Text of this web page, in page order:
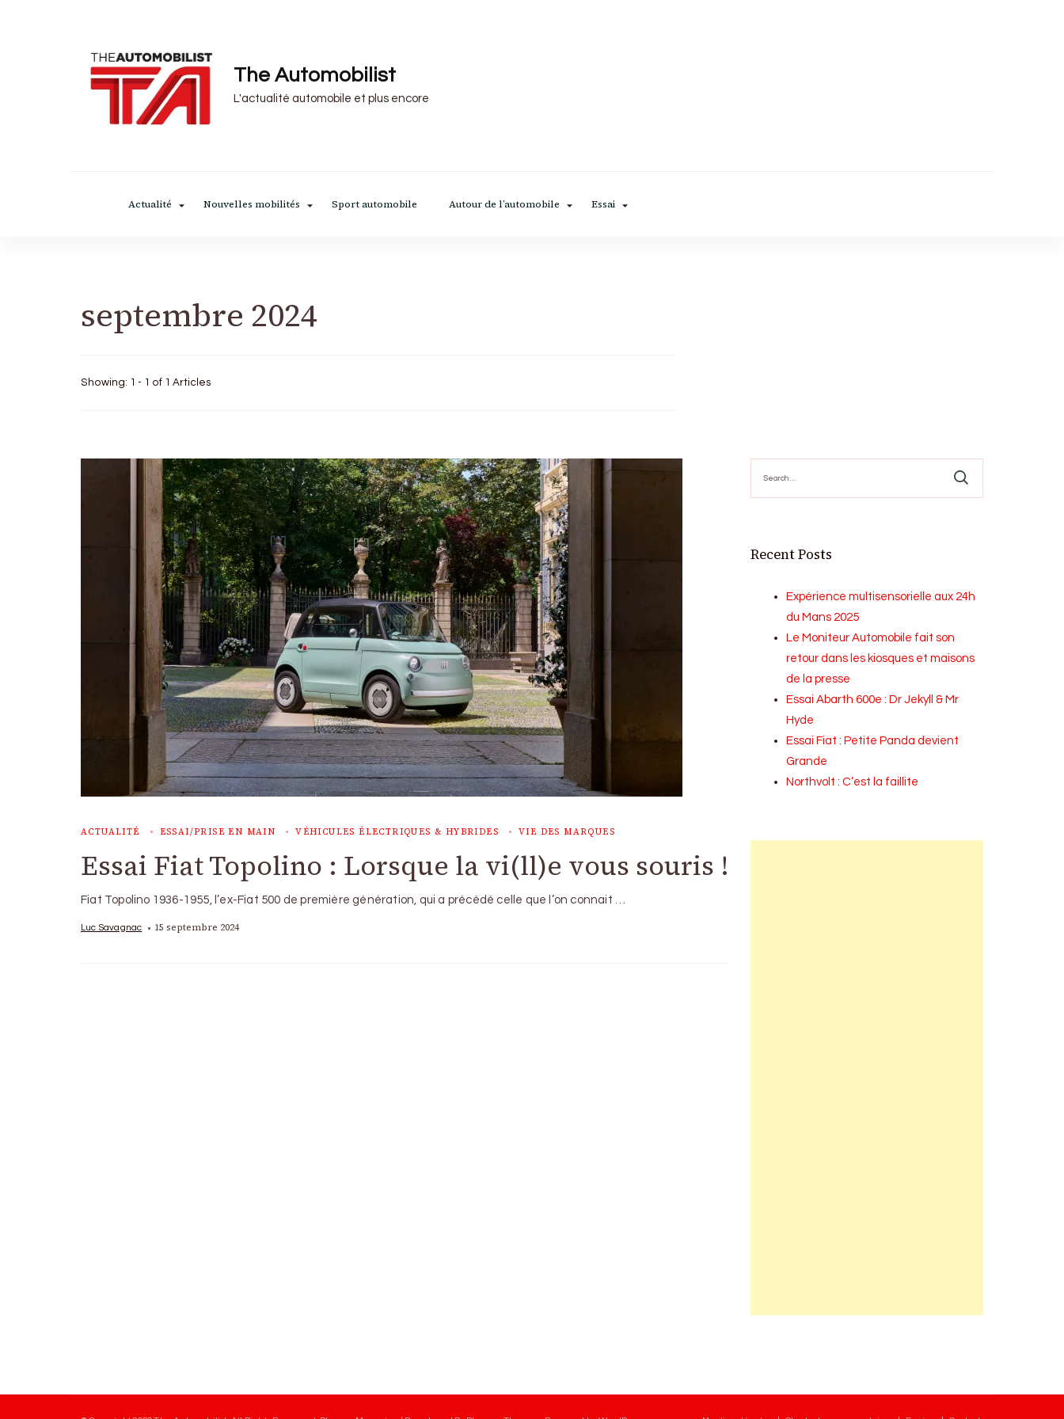
The Automobilist
L'actualité automobile et plus encore
Actualité Nouvelles mobilités Sport automobile Autour de l’automobile Essai
septembre 2024
Showing: 1 - 1 of 1 Articles
ACTUALITÉ ESSAI/PRISE EN MAIN VÉHICULES ÉLECTRIQUES & HYBRIDES VIE DES MARQUES
Essai Fiat Topolino : Lorsque la vi(ll)e vous souris !
Fiat Topolino 1936-1955, l’ex-Fiat 500 de première génération, qui a précédé celle que l’on connait …
Luc Savagnac 15 septembre 2024
for:
Recent Posts
Expérience multisensorielle aux 24h
du Mans 2025
Le Moniteur Automobile fait son
retour dans les kiosques et maisons
de la presse
Essai Abarth 600e : Dr Jekyll & Mr
Hyde
Essai Fiat : Petite Panda devient
Grande
Northvolt : C’est la faillite